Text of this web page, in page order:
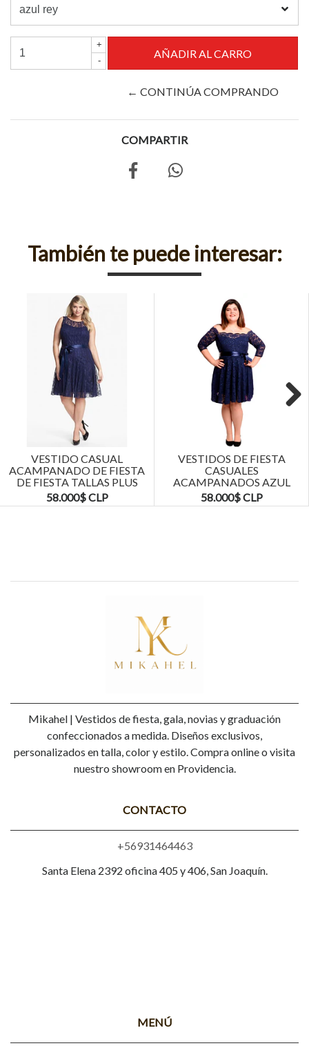
+
-
← CONTINÚA COMPRANDO
COMPARTIR
También te puede interesar:
VESTIDO CASUAL
ACAMPANADO DE FIESTA
DE FIESTA TALLAS PLUS
KADRIHEL
58.000$ CLP
VESTIDOS DE FIESTA
CASUALES
ACAMPANADOS AZUL
MARINO TALLAS PLUS
KADRIHEL
58.000$ CLP
Mikahel | Vestidos de fiesta, gala, novias y graduación
confeccionados a medida. Diseños exclusivos,
personalizados en talla, color y estilo. Compra online o visita
nuestro showroom en Providencia.
CONTACTO
+56931464463
Santa Elena 2392 oficina 405 y 406, San Joaquín.
MENÚ